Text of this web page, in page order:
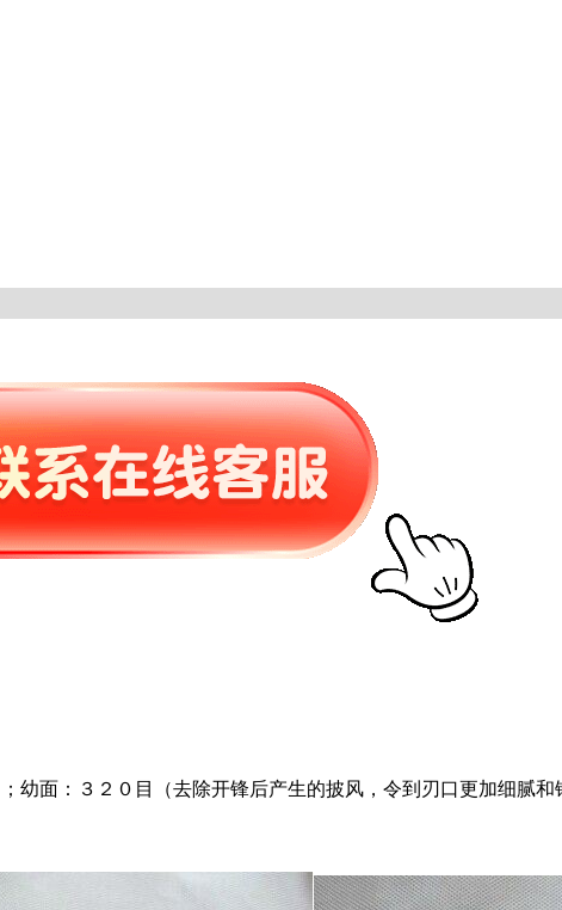
幼面：３２０目（去除开锋后产生的披风，令到刃口更加细